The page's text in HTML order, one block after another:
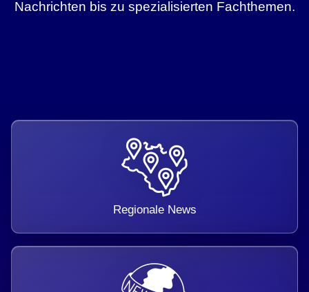
Nachrichten bis zu spezialisierten Fachthemen.
Regionale News